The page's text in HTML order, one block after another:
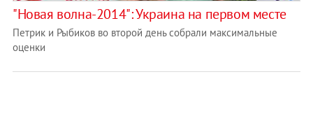
"Новая волна-2014": Украина на первом месте
Петрик и Рыбиков во второй день собрали максимальные
оценки